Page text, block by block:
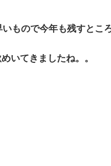
もので今年も残すとこ
いてきましたね。。